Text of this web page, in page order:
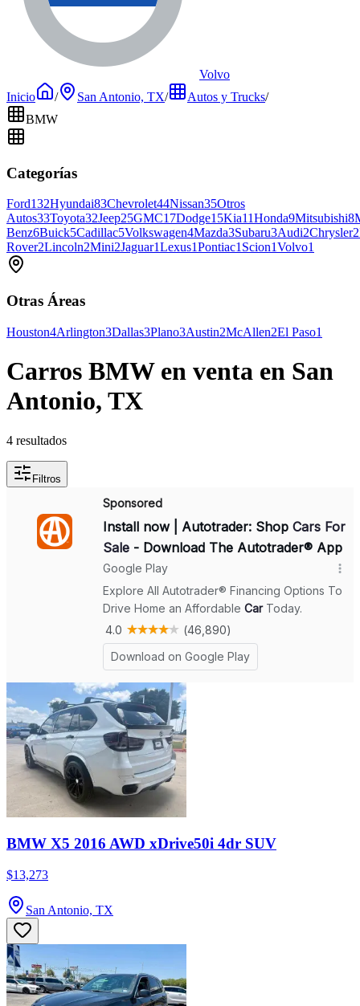
Volvo
Inicio
/ San Antonio, TX/ Autos y Trucks/
BMW
Categorías
Ford132Hyundai83Chevrolet44Nissan35Otros
Autos33Toyota32Jeep25GMC17Dodge15Kia11Honda9Mitsubishi8
Benz6Buick5Cadillac5Volkswagen4Mazda3Subaru3Audi2Chrysler2
Rover2Lincoln2Mini2Jaguar1Lexus1Pontiac1Scion1Volvo1
Otras Áreas
Houston4Arlington3Dallas3Plano3Austin2McAllen2El Paso1
Carros BMW en venta en San
Antonio, TX
4 resultados
Filtros
BMW X5 2016 AWD xDrive50i 4dr SUV
$13,273
San Antonio, TX